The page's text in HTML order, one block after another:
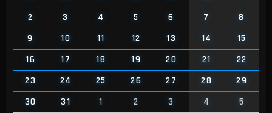
2
3 4 5 6 7
8
9
10 11 12 13 14
15
16
17 18 19 20 21
22
23
24 25 26 27 28
29
30
31 1 2 3 4 5